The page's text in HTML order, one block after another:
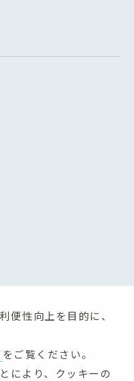
便性向上を目的に、
をご覧ください。
により、クッキーの